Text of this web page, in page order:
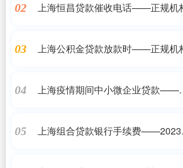
02 上海恒昌贷款催收电话——正规机
03 上海公积金贷款放款时——正规机
04
上海疫情期间中小微企业贷款——
05
上海组合贷款银行手续费——2023